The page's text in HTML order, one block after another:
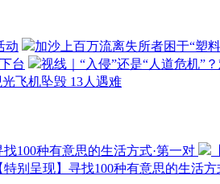
动 加沙上百万流离失所者困于“塑
台
视线｜“入侵”还是“人道危机”
飞机坠毁 13人遇难
找100种有意思的生活方式·第一对
特别呈现】寻找100种有意思的生活方